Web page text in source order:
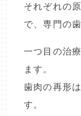
それぞれの
で、専門の
一つ目の治
ます。
歯肉の再形
す。